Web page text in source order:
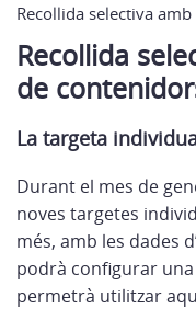
Recollida selectiva
Recollida
de
La targeta
Durant el mes de
noves targetes
més, amb les dades
podrà configurar una
permetrà utilitzar